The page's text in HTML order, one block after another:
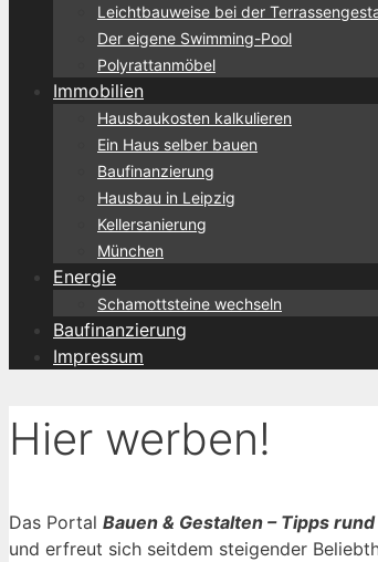
Leichtbauweise bei der
Der eigene Swimming-Pool
Polyrattanmöbel
Immobilien
Hausbaukosten kalkulieren
Ein Haus selber bauen
Baufinanzierung
Hausbau in Leipzig
Kellersanierung
München
Energie
Schamottsteine wechseln
Baufinanzierung
Impressum
Hier werben!
Das Portal Bauen & Gestalten – Tipps
und erfreut sich seitdem steigender